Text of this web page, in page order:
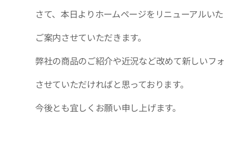
さて、本日よりホームページをリニューアルいた
ご案内させていただきます。
弊社の商品のご紹介や近況など改めて新しいフ
させていただければと思っております。
今後とも宜しくお願い申し上げます。